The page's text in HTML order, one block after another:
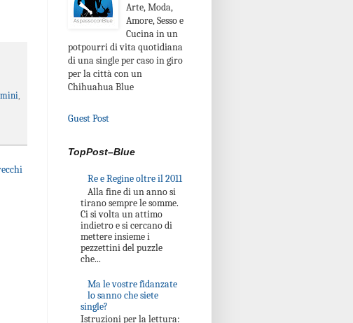
Arte, Moda,
Amore, Sesso e
Cucina in un
potpourri di vita quotidiana
di una single per caso in giro
per la città con un
Chihuahua Blue
Guest Post
TopPost–Blue
Re e Regine oltre il 2011
Alla fine di un anno si
tirano sempre le somme.
Ci si volta un attimo
indietro e si cercano di
mettere insieme i
pezzettini del puzzle
che...
Ma le vostre fidanzate
lo sanno che siete
single?
Istruzioni per la lettura: